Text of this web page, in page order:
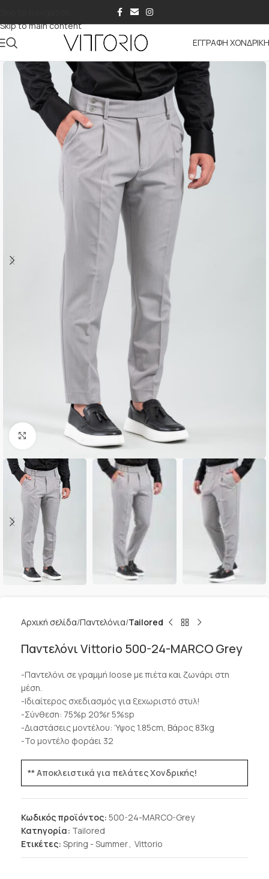
Skip to main content
ΕΓΓΡΑΦΗ
Κλικ για μεγέθυνση
Αρχική σελίδα Παντελόνια Tailored
Παντελόνι Vittorio 500-24-MARCO Grey
-Παντελόνι σε γραμμή loose με πιέτα και ζωνάρι στη
μέση.
-Ιδιαίτερος σχεδιασμός για ξεχωριστό στυλ!
-Σύνθεση: 75%p 20%r 5%sp
-Διαστάσεις μοντέλου: Ύψος 1.85cm, Βάρος 83kg
-Το μοντέλο φοράει 32
** Αποκλειστικά για πελάτες Χονδρικής!
Κωδικός προϊόντος: 500-24-MARCO-Grey
Κατηγορία: Tailored
Ετικέτες: Spring - Summer, Vittorio